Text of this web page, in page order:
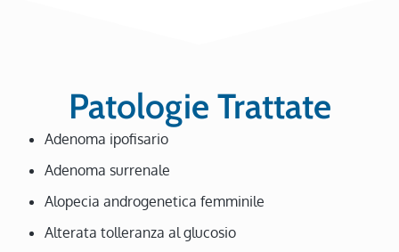
Patologie Trattate
Adenoma ipofisario
Adenoma surrenale
Alopecia androgenetica femminile
Alterata tolleranza al glucosio